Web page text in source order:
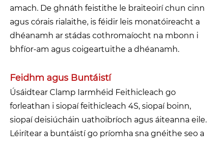
amach. De ghnáth feistithe le braiteoirí chun cinn
agus córais rialaithe, is féidir leis monatóireacht a
dhéanamh ar stádas cothromaíocht na mbonn i
bhfíor-am agus coigeartuithe a dhéanamh.
Feidhm agus Buntáistí
Úsáidtear Clamp Iarmhéid Feithicleach go
forleathan i siopaí feithicleach 4S, siopaí boinn,
siopaí deisiúcháin uathoibríoch agus áiteanna eile.
Léirítear a buntáistí go príomha sna gnéithe seo a